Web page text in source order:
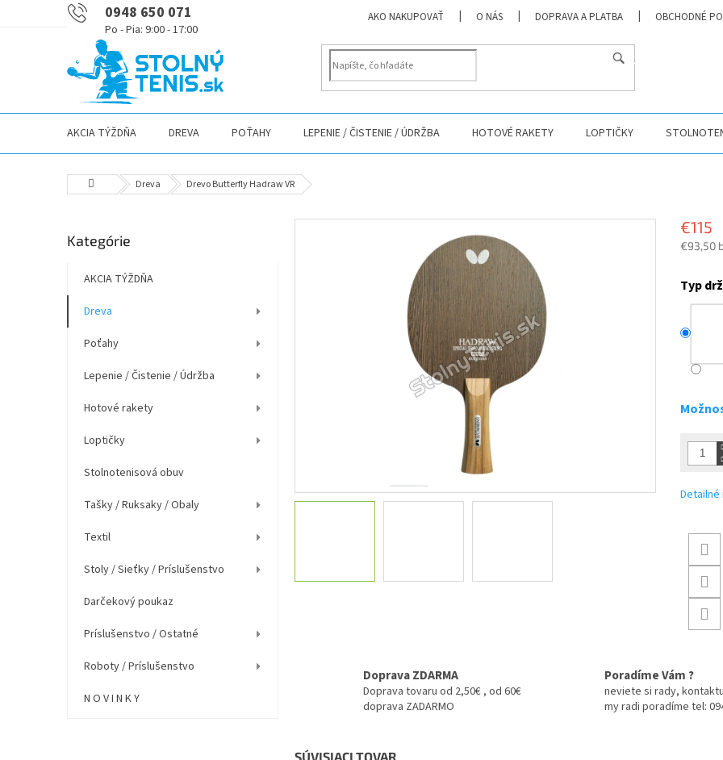
0948 650 071 AKO NAKUPOVAŤ O NÁS DOPRAVA A PLATBA OBCHODNÉ
AKCIA TÝŽDŇA DREVA POŤAHY LEPENIE / ČISTENIE / ÚDRŽBA HOTOVÉ RAKETY LOPTIČKY
DomovDreva Drevo Butterfly Hadraw VR
o
ý
a
Preskočiť
Kategórie
AKCIA TÝŽDŇA
Dreva
Poťahy
Lepenie / Čistenie / Údržba
Hotové rakety
Loptičky
Stolnotenisová obuv
Tašky / Ruksaky / Obaly
Textil
Stoly / Sieťky / Príslušenstvo
Darčekový poukaz
Príslušenstvo / Ostatné
Roboty / Príslušenstvo
N O V I N K Y
€115
€93,50
cena:
Typ
Doprava ZDARMA
Doprava tovaru od 2,50€ , od 60€
doprava ZADARMO
Poradíme Vám ?
neviete si rady,
my radi poradíme tel:
SÚVISIACI TOVAR